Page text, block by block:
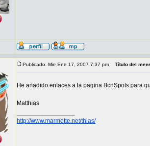
Publicado: Mie Ene 17, 2007 7:37 pm Título del
He anadido enlaces a la pagina BcnSpots para
Matthias
http://www.marmotte.net/thias/